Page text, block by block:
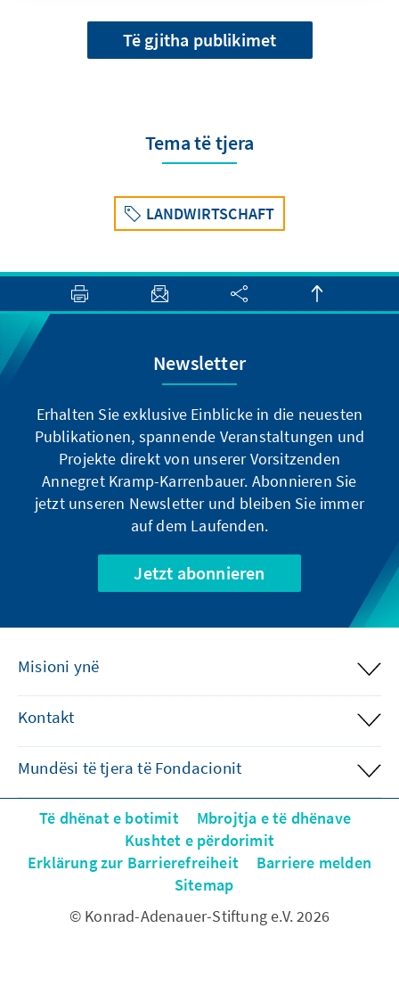
Të gjitha publikimet
Tema të tjera
LANDWIRTSCHAFT
Newsletter
Erhalten Sie exklusive Einblicke in die neuesten
Publikationen, spannende Veranstaltungen und
Projekte direkt von unserer Vorsitzenden
Annegret Kramp-Karrenbauer. Abonnieren Sie
jetzt unseren Newsletter und bleiben Sie immer
auf dem Laufenden.
Jetzt abonnieren
Misioni ynë
Kontakt
Mundësi të tjera të Fondacionit
Të dhënat e botimit
Mbrojtja e të dhënave
Kushtet e përdorimit
Erklärung zur Barrierefreiheit
Barriere melden
Sitemap
© Konrad-Adenauer-Stiftung e.V. 2026